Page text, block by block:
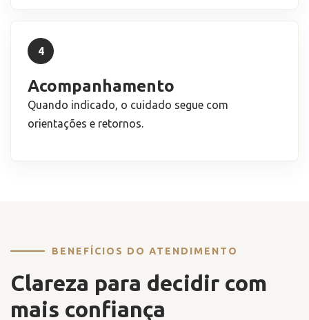
4
Acompanhamento
Quando indicado, o cuidado segue com
orientações e retornos.
BENEFÍCIOS DO ATENDIMENTO
Clareza para decidir com
mais confiança